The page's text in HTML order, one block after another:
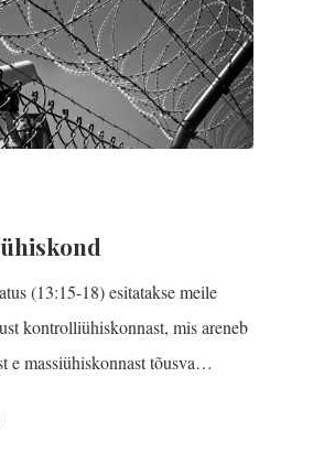
(13:15-18) esitatakse meile
kontrolliühiskonnast, mis areneb
e massiühiskonnast tõusva…